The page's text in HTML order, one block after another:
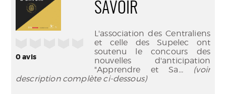
0avis
SAVOIR
L'association des Centraliens
et celle des Supelec ont
soutenu le concours des
nouvelles d'anticipation
"Apprendre et Sa... (voir
description complète ci-dessous)